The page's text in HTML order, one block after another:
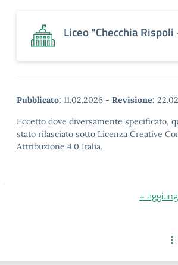
Liceo "Checchia Rispoli
Pubblicato: 11.02.2026 - Revisione:
Eccetto dove diversamente specificato,
stato rilasciato sotto Licenza Creative
Attribuzione 4.0 Italia.
+